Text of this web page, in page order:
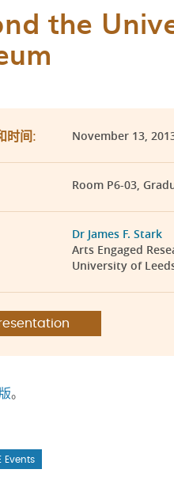
the
时间: November 13,
Room P6-03,
Dr James F. Stark
Arts Engaged
University of
。
Events